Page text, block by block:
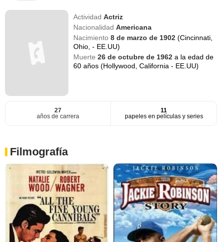
ActividadActriz
NacionalidadAmericana
Nacimiento8 de marzo de 1902(Cincinnati,
Ohio, - EE.UU)
Muerte26 de octubre de 1962a la edad de
60 años (Hollywood, California - EE.UU)
27
años de carrera
11
papeles en películas y series
Filmografía